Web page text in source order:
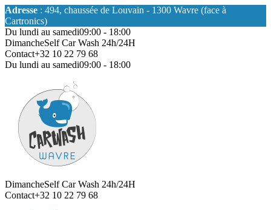
Adresse : 494, chaussée de Louvain - 1300 Wavre (face à
Cartronics)
Du lundi au samedi09:00 - 18:00
DimancheSelf Car Wash 24h/24H
Contact+32 10 22 79 68
Du lundi au samedi09:00 - 18:00
DimancheSelf Car Wash 24h/24H
Contact+32 10 22 79 68